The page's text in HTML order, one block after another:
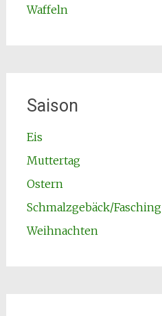
Waffeln
Saison
Eis
Muttertag
Ostern
Schmalzgebäck/Fasching
Weihnachten